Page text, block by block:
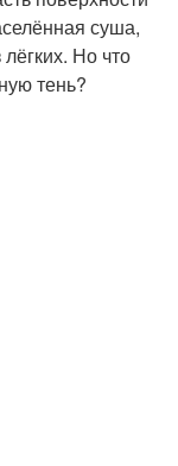
суша,
Но что
тень?